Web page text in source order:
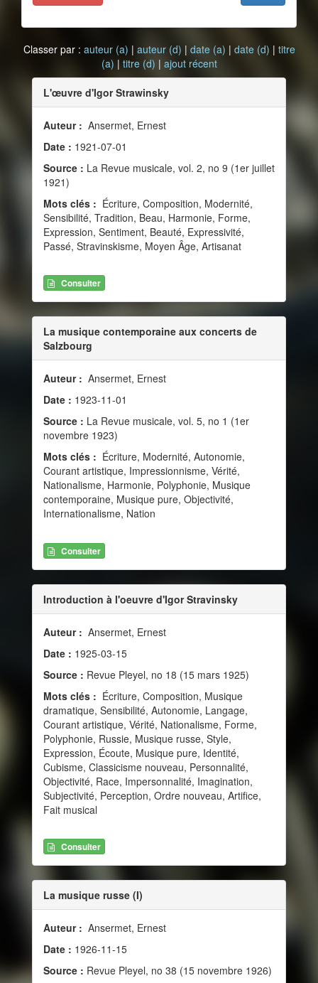
Classer par : auteur (a) | auteur (d) | date (a) | date (d) | titre
(a) | titre (d) | ajout récent
L'œuvre d'Igor Strawinsky
Auteur : Ansermet, Ernest
Date : 1921-07-01
Source : La Revue musicale, vol. 2, no 9 (1er juillet
1921)
Mots clés : Écriture, Composition, Modernité,
Sensibilité, Tradition, Beau, Harmonie, Forme,
Expression, Sentiment, Beauté, Expressivité,
Passé, Stravinskisme, Moyen Âge, Artisanat
Consulter
La musique contemporaine aux concerts de
Salzbourg
Auteur : Ansermet, Ernest
Date : 1923-11-01
Source : La Revue musicale, vol. 5, no 1 (1er
novembre 1923)
Mots clés : Écriture, Modernité, Autonomie,
Courant artistique, Impressionnisme, Vérité,
Nationalisme, Harmonie, Polyphonie, Musique
contemporaine, Musique pure, Objectivité,
Internationalisme, Nation
Consulter
Introduction à l'oeuvre d'Igor Stravinsky
Auteur : Ansermet, Ernest
Date : 1925-03-15
Source : Revue Pleyel, no 18 (15 mars 1925)
Mots clés : Écriture, Composition, Musique
dramatique, Sensibilité, Autonomie, Langage,
Courant artistique, Vérité, Nationalisme, Forme,
Polyphonie, Russie, Musique russe, Style,
Expression, Écoute, Musique pure, Identité,
Cubisme, Classicisme nouveau, Personnalité,
Objectivité, Race, Impersonnalité, Imagination,
Subjectivité, Perception, Ordre nouveau, Artifice,
Fait musical
Consulter
La musique russe (I)
Auteur : Ansermet, Ernest
Date : 1926-11-15
Source : Revue Pleyel, no 38 (15 novembre 1926)